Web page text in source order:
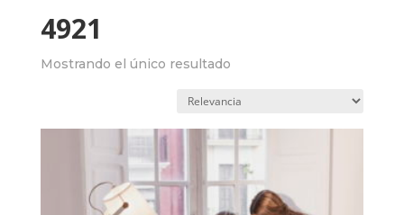
4921
Mostrando el único resultado